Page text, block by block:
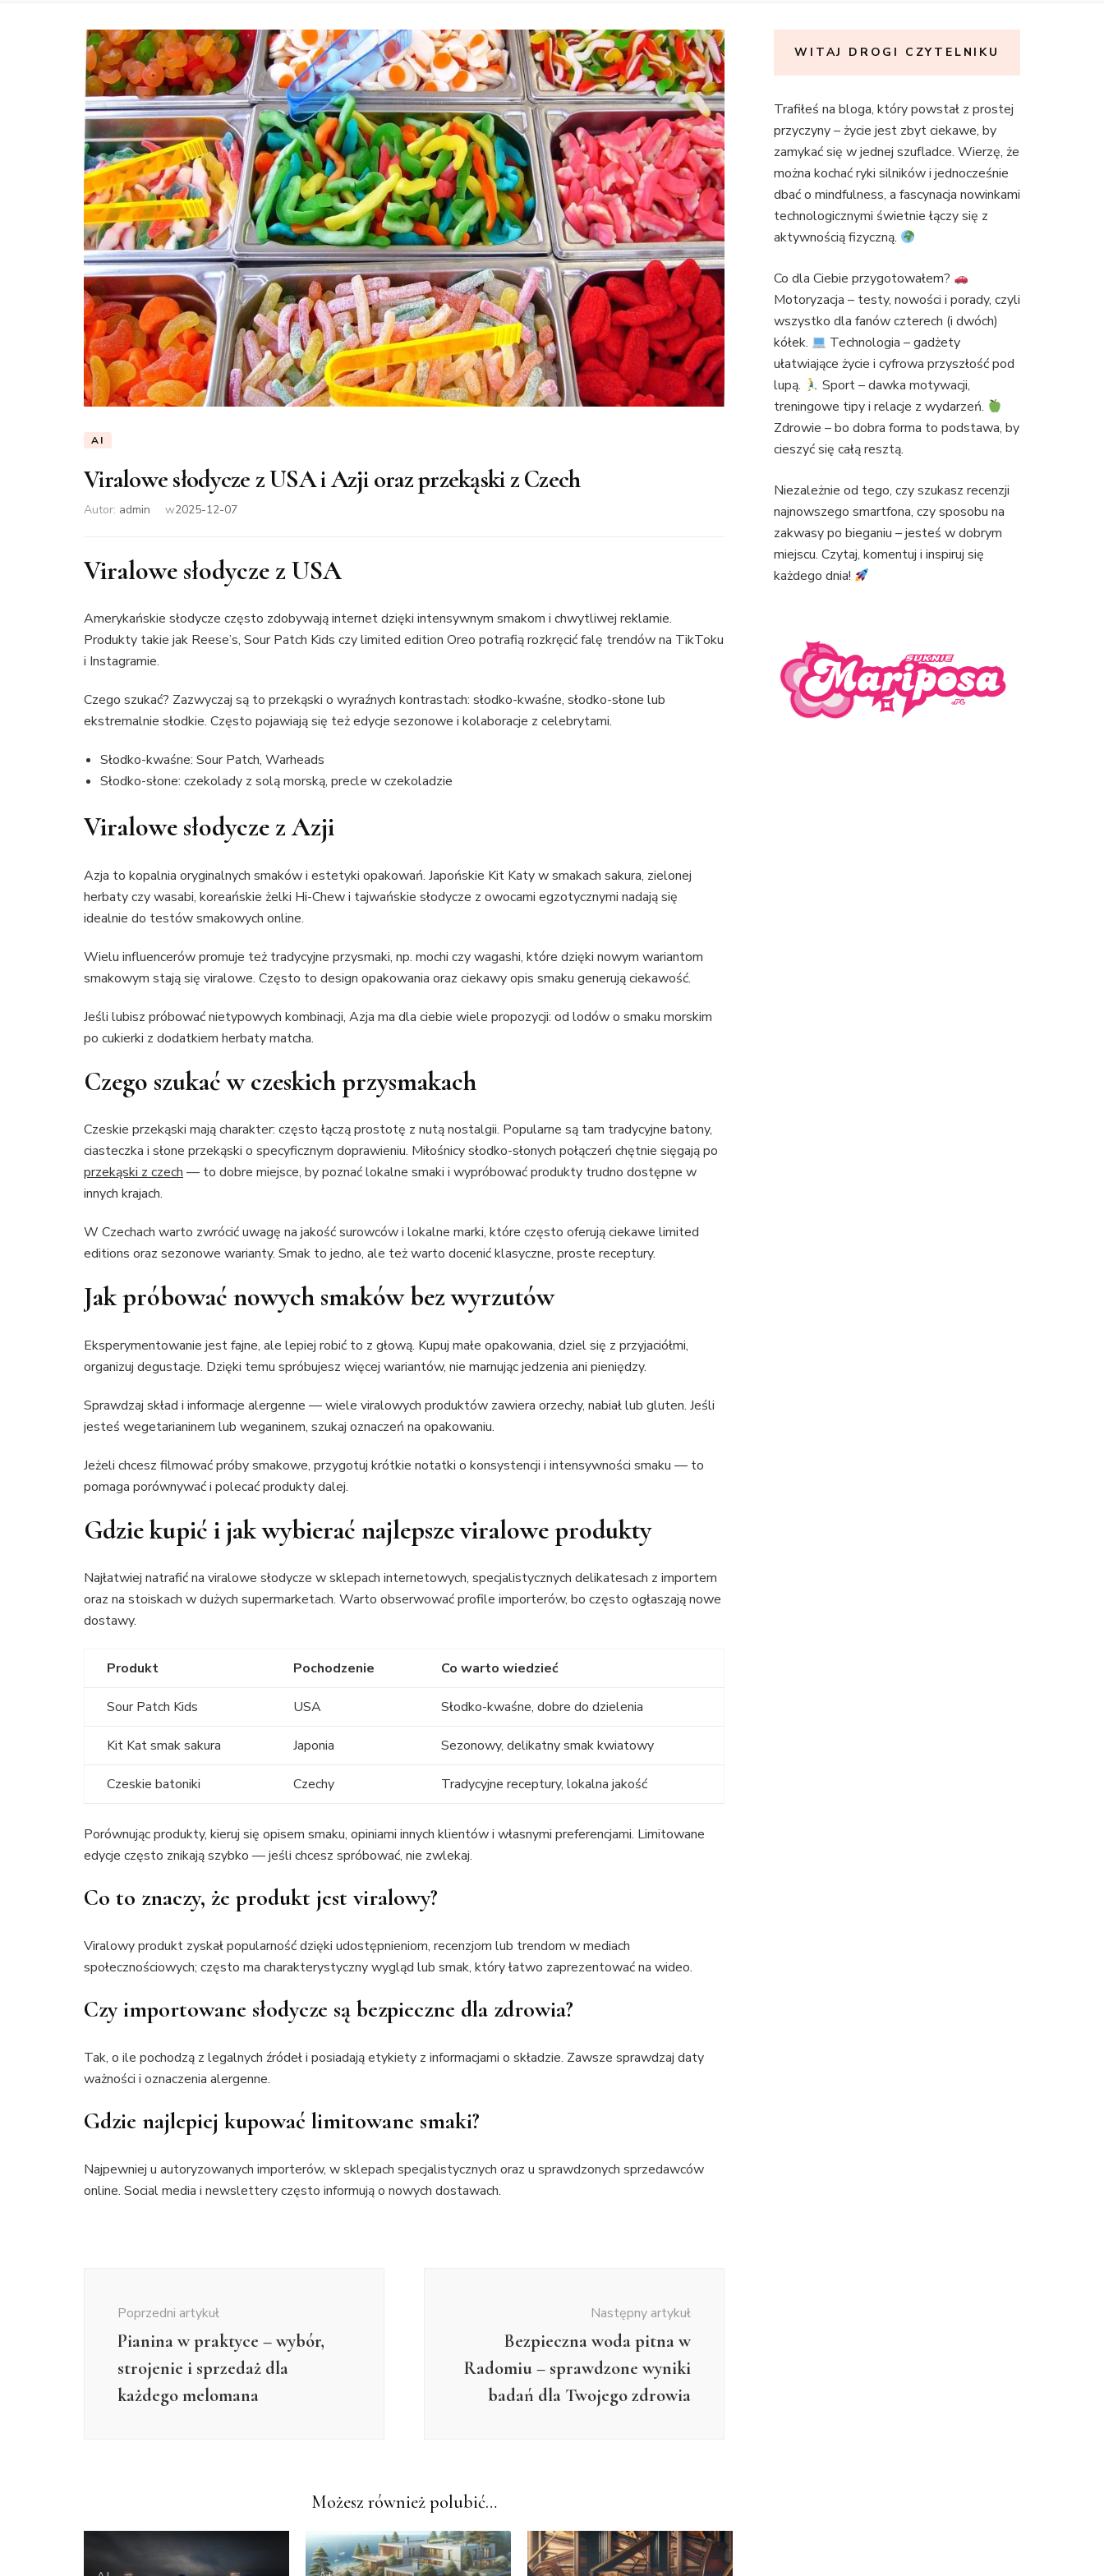
AI
Viralowe słodycze z USA i Azji oraz przekąski z Czech
Autor: admin w2025-12-07
Viralowe słodycze z USA
Amerykańskie słodycze często zdobywają internet dzięki intensywnym smakom i chwytliwej reklamie.
Produkty takie jak Reese’s, Sour Patch Kids czy limited edition Oreo potrafią rozkręcić falę trendów na TikToku
i Instagramie.
Czego szukać? Zazwyczaj są to przekąski o wyraźnych kontrastach: słodko-kwaśne, słodko-słone lub
ekstremalnie słodkie. Często pojawiają się też edycje sezonowe i kolaboracje z celebrytami.
Słodko-kwaśne: Sour Patch, Warheads
Słodko-słone: czekolady z solą morską, precle w czekoladzie
Viralowe słodycze z Azji
Azja to kopalnia oryginalnych smaków i estetyki opakowań. Japońskie Kit Katy w smakach sakura, zielonej
herbaty czy wasabi, koreańskie żelki Hi-Chew i tajwańskie słodycze z owocami egzotycznymi nadają się
idealnie do testów smakowych online.
Wielu influencerów promuje też tradycyjne przysmaki, np. mochi czy wagashi, które dzięki nowym wariantom
smakowym stają się viralowe. Często to design opakowania oraz ciekawy opis smaku generują ciekawość.
Jeśli lubisz próbować nietypowych kombinacji, Azja ma dla ciebie wiele propozycji: od lodów o smaku morskim
po cukierki z dodatkiem herbaty matcha.
Czego szukać w czeskich przysmakach
Czeskie przekąski mają charakter: często łączą prostotę z nutą nostalgii. Popularne są tam tradycyjne batony,
ciasteczka i słone przekąski o specyficznym doprawieniu. Miłośnicy słodko-słonych połączeń chętnie sięgają po
przekąski z czech — to dobre miejsce, by poznać lokalne smaki i wypróbować produkty trudno dostępne w
innych krajach.
W Czechach warto zwrócić uwagę na jakość surowców i lokalne marki, które często oferują ciekawe limited
editions oraz sezonowe warianty. Smak to jedno, ale też warto docenić klasyczne, proste receptury.
Jak próbować nowych smaków bez wyrzutów
Eksperymentowanie jest fajne, ale lepiej robić to z głową. Kupuj małe opakowania, dziel się z przyjaciółmi,
organizuj degustacje. Dzięki temu spróbujesz więcej wariantów, nie marnując jedzenia ani pieniędzy.
Sprawdzaj skład i informacje alergenne — wiele viralowych produktów zawiera orzechy, nabiał lub gluten. Jeśli
jesteś wegetarianinem lub weganinem, szukaj oznaczeń na opakowaniu.
Jeżeli chcesz filmować próby smakowe, przygotuj krótkie notatki o konsystencji i intensywności smaku — to
pomaga porównywać i polecać produkty dalej.
Gdzie kupić i jak wybierać najlepsze viralowe produkty
Najłatwiej natrafić na viralowe słodycze w sklepach internetowych, specjalistycznych delikatesach z importem
oraz na stoiskach w dużych supermarketach. Warto obserwować profile importerów, bo często ogłaszają nowe
dostawy.
Produkt Pochodzenie Co warto wiedzieć
Sour Patch Kids USA Słodko-kwaśne, dobre do dzielenia
Kit Kat smak sakura Japonia Sezonowy, delikatny smak kwiatowy
Czeskie batoniki Czechy Tradycyjne receptury, lokalna jakość
Porównując produkty, kieruj się opisem smaku, opiniami innych klientów i własnymi preferencjami. Limitowane
edycje często znikają szybko — jeśli chcesz spróbować, nie zwlekaj.
Co to znaczy, że produkt jest viralowy?
Viralowy produkt zyskał popularność dzięki udostępnieniom, recenzjom lub trendom w mediach
społecznościowych; często ma charakterystyczny wygląd lub smak, który łatwo zaprezentować na wideo.
Czy importowane słodycze są bezpieczne dla zdrowia?
Tak, o ile pochodzą z legalnych źródeł i posiadają etykiety z informacjami o składzie. Zawsze sprawdzaj daty
ważności i oznaczenia alergenne.
Gdzie najlepiej kupować limitowane smaki?
Najpewniej u autoryzowanych importerów, w sklepach specjalistycznych oraz u sprawdzonych sprzedawców
online. Social media i newslettery często informują o nowych dostawach.
Poprzedni artykuł
Pianina w praktyce – wybór,
strojenie i sprzedaż dla
każdego melomana
Następny artykuł
Bezpieczna woda pitna w
Radomiu – sprawdzone wyniki
badań dla Twojego zdrowia
Możesz również polubić…
WITAJ DROGI CZYTELNIKU
Trafiłeś na bloga, który powstał z prostej
przyczyny – życie jest zbyt ciekawe, by
zamykać się w jednej szufladce. Wierzę, że
można kochać ryki silników i jednocześnie
dbać o mindfulness, a fascynacja nowinkami
technologicznymi świetnie łączy się z
aktywnością fizyczną.
Co dla Ciebie przygotowałem?
Motoryzacja – testy, nowości i porady, czyli
wszystko dla fanów czterech (i dwóch)
kółek.
Technologia – gadżety
ułatwiające życie i cyfrowa przyszłość pod
lupą.
Sport – dawka motywacji,
treningowe tipy i relacje z wydarzeń.
Zdrowie – bo dobra forma to podstawa, by
cieszyć się całą resztą.
Niezależnie od tego, czy szukasz recenzji
najnowszego smartfona, czy sposobu na
zakwasy po bieganiu – jesteś w dobrym
miejscu. Czytaj, komentuj i inspiruj się
każdego dnia!